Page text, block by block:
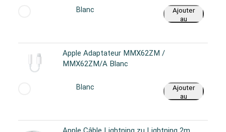
Blanc
Ajouter
au
Apple Adaptateur MMX62ZM /
MMX62ZM/A Blanc
Blanc
Ajouter
au